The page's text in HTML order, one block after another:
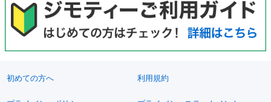
初めての方へ 利用規約